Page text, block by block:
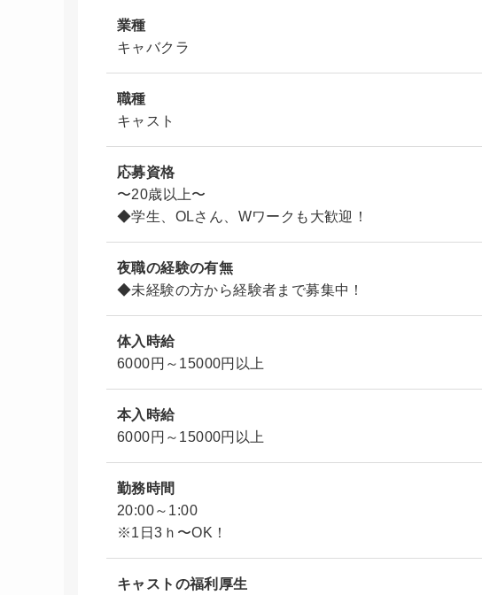
業種
キャバクラ
職種
キャスト
応募資格
〜20歳以上〜
◆学生、OLさん、Wワークも大歓迎！
夜職の経験の有無
◆未経験の方から経験者まで募集中！
体入時給
6000円～15000円以上
本入時給
6000円～15000円以上
勤務時間
20:00～1:00
※1日3ｈ〜OK！
キャストの福利厚生